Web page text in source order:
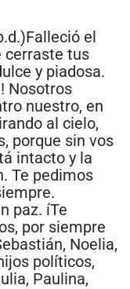
el
cerraste tus
y piadosa.
Nosotros
nuestro, en
al cielo,
porque sin vos
intacto y la
Te pedimos
paz. íTe
por siempre
Noelia,
políticos,
Paulina,